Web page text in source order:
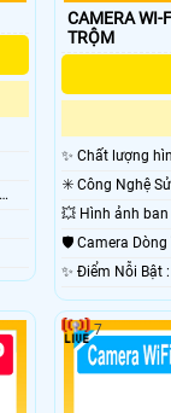
CAMERA WI-FI
TRỘM
✨ Chất lượng
🛡 Camera Dòng
️✨ Điểm Nỗi Bật :
7